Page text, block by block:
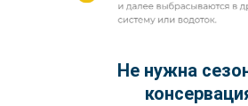
Не нужна